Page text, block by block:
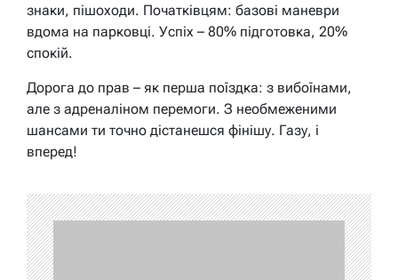
знаки, пішоходи. Початківцям: базові маневри
вдома на парковці. Успіх – 80% підготовка, 20%
спокій.
Дорога до прав – як перша поїздка: з вибоїнами,
але з адреналіном перемоги. З необмеженими
шансами ти точно дістанешся фінішу. Газу, і
вперед!